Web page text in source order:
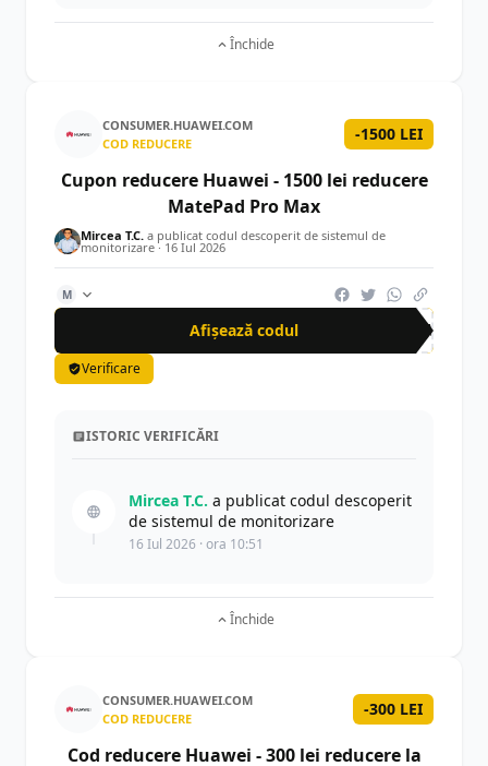
Închide
CONSUMER.HUAWEI.COM
COD REDUCERE
-1500 LEI
Cupon reducere Huawei - 1500 lei reducere
MatePad Pro Max
Mircea T.C. a publicat codul descoperit de sistemul de
monitorizare · 16 Iul 2026
M
Afișează codul AMA
Verificare
ISTORIC VERIFICĂRI
Mircea T.C. a publicat codul descoperit
de sistemul de monitorizare
16 Iul 2026 · ora 10:51
Închide
CONSUMER.HUAWEI.COM
COD REDUCERE
-300 LEI
Cod reducere Huawei - 300 lei reducere la